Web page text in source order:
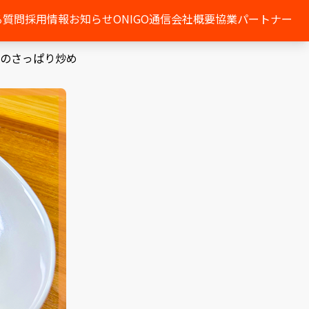
問採用情報お知らせONIGO通信会社概要協業パートナー
さっぱり炒め